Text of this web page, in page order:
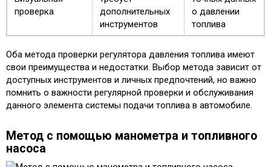
проверка
дополнительных
инструментов
о давлении
топлива
Оба метода проверки регулятора давления топлива имеют
свои преимущества и недостатки. Выбор метода зависит от
доступных инструментов и личных предпочтений, но важно
помнить о важности регулярной проверки и обслуживания
данного элемента системы подачи топлива в автомобиле.
Метод с помощью манометра и топливного
насоса